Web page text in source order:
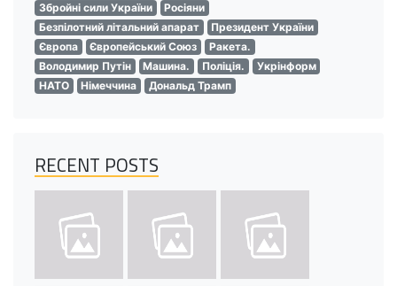
Збройні сили України
Росіяни
Безпілотний літальний апарат
Президент України
Європа
Європейський Союз
Ракета.
Володимир Путін
Машина. Поліція.
Укрінформ
НАТО
Німеччина Дональд Трамп
RECENT POSTS